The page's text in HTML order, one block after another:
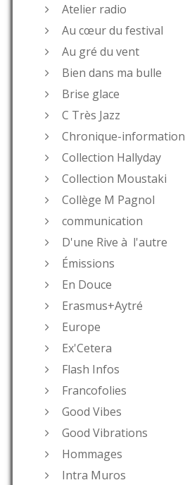
Atelier radio
Au cœur du festival
Au gré du vent
Bien dans ma bulle
Brise glace
C Très Jazz
Chronique-information
Collection Hallyday
Collection Moustaki
Collège M Pagnol
communication
D'une Rive à l'autre
Émissions
En Douce
Erasmus+Aytré
Europe
Ex'Cetera
Flash Infos
Francofolies
Good Vibes
Good Vibrations
Hommages
Intra Muros